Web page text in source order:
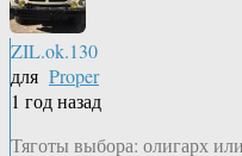
ZIL.ok.130
для Proper
1 год назад
Тяготы выбора: олигарх